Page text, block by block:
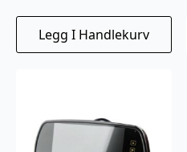
Legg I Handlekurv